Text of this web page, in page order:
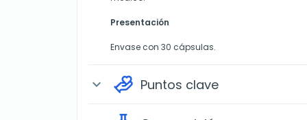
Presentación
Envase con 30 cápsulas.
expand_more Puntos clave